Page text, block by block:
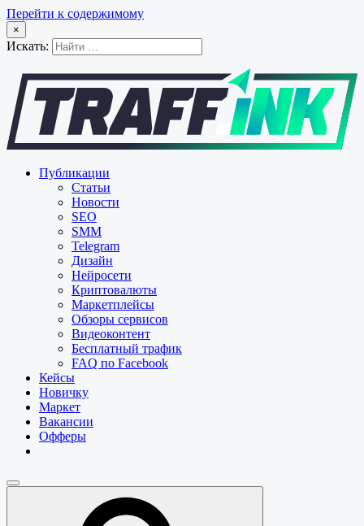
Перейти к содержимому
×
Искать:
Публикации
Статьи
Новости
SEO
SMM
Telegram
Дизайн
Нейросети
Криптовалюты
Маркетплейсы
Обзоры сервисов
Видеоконтент
Бесплатный трафик
FAQ по Facebook
Кейсы
Новичку
Маркет
Вакансии
Офферы